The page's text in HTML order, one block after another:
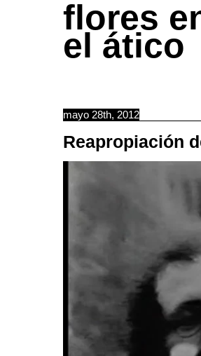
flores
el ático
mayo 28th, 2012
Reapropiación